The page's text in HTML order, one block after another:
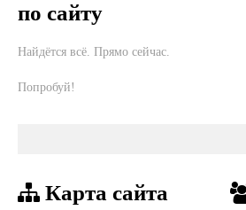
по сайту
Найдётся всё. Прямо сейчас.
Попробуй!
Карта сайта